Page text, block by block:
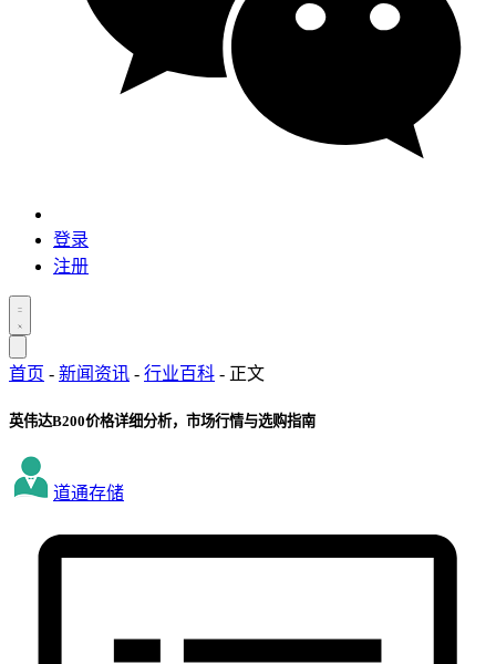
登录
注册
首页 - 新闻资讯 - 行业百科 - 正文
英伟达B200价格详细分析，市场行情与选购指南
道通存储